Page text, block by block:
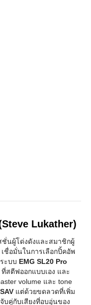
Lukather)
ชั่นผู้โด่งดังและสมาชิกผู้
เชื่อมั่นในการเลือกปิ้คอัพ
ะบบ EMG SL20 Pro
ที่สตีฟออกแบบเอง และ
volume และ tone
SAV แต่ด้วยขดลวดที่เพิ่ม
บคู่กับเสียงที่อบอุ่นของ